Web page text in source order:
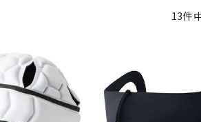
ット
式バット
ボール用バット
パイク・シューズ
ストリングス
テニスシュ
ヨガマ
ソックス
ランニング・陸上ソックス
13件